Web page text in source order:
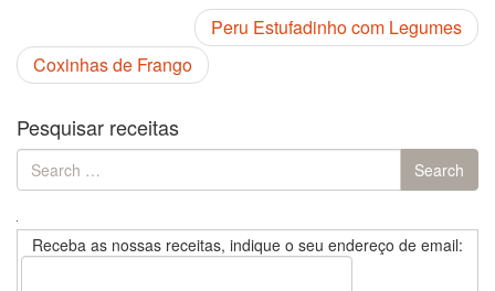
Peru Estufadinho com Legumes
Coxinhas de Frango
Pesquisar receitas
Search
for:
Search
Receba as nossas receitas, indique o seu endereço de email: